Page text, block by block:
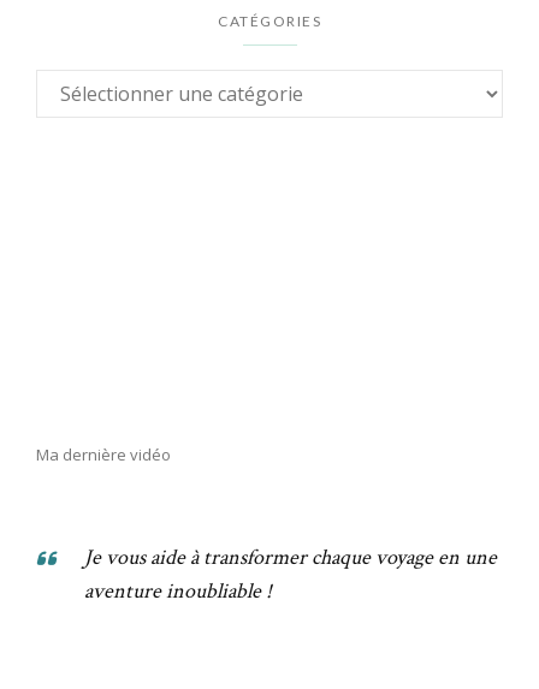
CATÉGORIES
Ma dernière vidéo
Je vous aide à transformer chaque voyage en une
aventure inoubliable !